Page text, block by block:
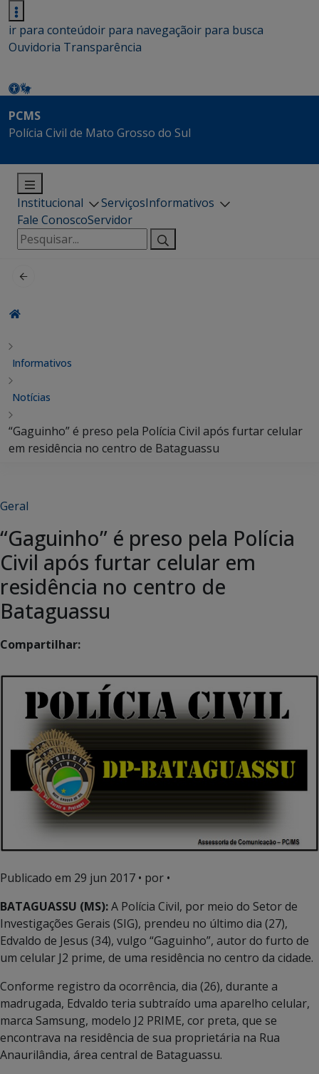
ir para conteúdoir para navegaçãoir para busca
Ouvidoria Transparência
PCMS
Polícia Civil de Mato Grosso do Sul
Institucional ServiçosInformativos
Fale ConoscoServidor
Pesquisar
por:
Informativos
Notícias
“Gaguinho” é preso pela Polícia Civil após furtar celular
em residência no centro de Bataguassu
Geral
“Gaguinho” é preso pela Polícia
Civil após furtar celular em
residência no centro de
Bataguassu
Compartilhar:
Publicado em 29 jun 2017 • por •
BATAGUASSU (MS):A Polícia Civil, por meio do Setor de
Investigações Gerais (SIG), prendeu no último dia (27),
Edvaldo de Jesus (34), vulgo “Gaguinho”, autor do furto de
um celular J2 prime, de uma residência no centro da cidade.
Conforme registro da ocorrência, dia (26), durante a
madrugada, Edvaldo teria subtraído uma aparelho celular,
marca Samsung, modelo J2 PRIME, cor preta, que se
encontrava na residência de sua proprietária na Rua
Anaurilândia, área central de Bataguassu.